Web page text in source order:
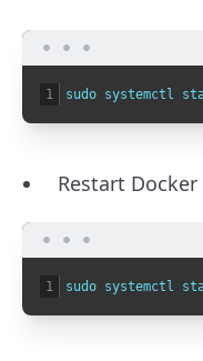
1 sudo systemctl
Restart
1 sudo systemctl